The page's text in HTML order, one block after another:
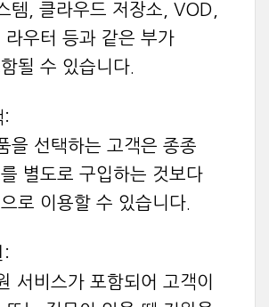
템, 클라우드 저장소, VOD,
라우터 등과 같은 부가
될 수 있습니다.
:
을 선택하는 고객은 종종
별도로 구입하는 것보다
로 이용할 수 있습니다.
:
서비스가 포함되어 고객이